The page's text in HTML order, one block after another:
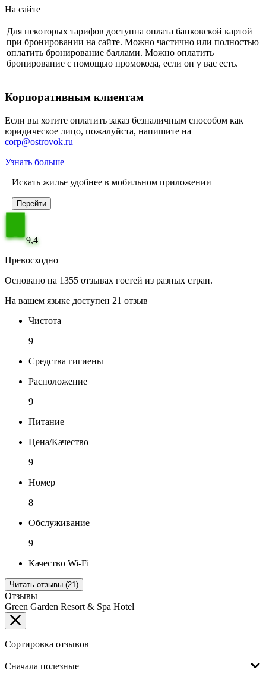
На сайте
Для некоторых тарифов доступна оплата банковской картой
при бронировании на сайте. Можно частично или полностью
оплатить бронирование баллами. Можно оплатить
бронирование с помощью промокода, если он у вас есть.
Корпоративным клиентам
Если вы хотите оплатить заказ безналичным способом как
юридическое лицо, пожалуйста, напишите на
corp@ostrovok.ru
Узнать больше
Искать жилье удобнее в мобильном приложении
Перейти
9,4
Превосходно
Основано на 1355 отзывах гостей из разных стран.
На вашем языке доступен 21 отзыв
Чистота
9
Средства гигиены
Расположение
9
Питание
Цена/Качество
9
Номер
8
Обслуживание
9
Качество Wi-Fi
Читать отзывы (21)
Отзывы
Green Garden Resort & Spa Hotel
Сортировка отзывов
Сначала полезные